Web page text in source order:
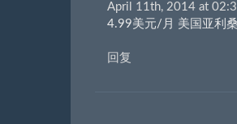
April 11th, 2014 at
4.99美元/月 美国亚利
回复